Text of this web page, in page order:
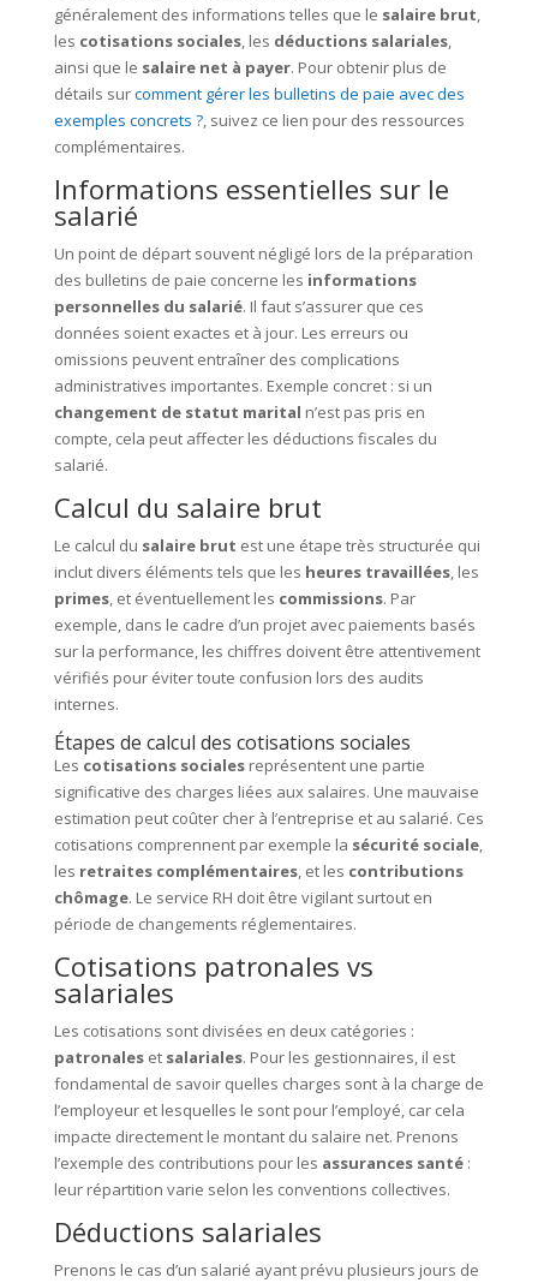
généralement des informations telles que le salaire brut,
les cotisations sociales, les déductions salariales,
ainsi que le salaire net à payer. Pour obtenir plus de
détails surcomment gérer les bulletins de paie avec des
exemples concrets ?, suivez ce lien pour des ressources
complémentaires.
Informations essentielles sur le
salarié
Un point de départ souvent négligé lors de la préparation
des bulletins de paie concerne les informations
personnelles du salarié. Il faut s’assurer que ces
données soient exactes et à jour. Les erreurs ou
omissions peuvent entraîner des complications
administratives importantes. Exemple concret : si un
changement de statut marital n’est pas pris en
compte, cela peut affecter les déductions fiscales du
salarié.
Calcul du salaire brut
Le calcul du salaire brut est une étape très structurée qui
inclut divers éléments tels que les heures travaillées, les
primes, et éventuellement les commissions. Par
exemple, dans le cadre d’un projet avec paiements basés
sur la performance, les chiffres doivent être attentivement
vérifiés pour éviter toute confusion lors des audits
internes.
Étapes de calcul des cotisations sociales
Les cotisations socialesreprésentent une partie
significative des charges liées aux salaires. Une mauvaise
estimation peut coûter cher à l’entreprise et au salarié. Ces
cotisations comprennent par exemple la sécurité sociale,
les retraites complémentaires, et les contributions
chômage. Le service RH doit être vigilant surtout en
période de changements réglementaires.
Cotisations patronales vs
salariales
Les cotisations sont divisées en deux catégories :
patronaleset salariales. Pour les gestionnaires, il est
fondamental de savoir quelles charges sont à la charge de
l’employeur et lesquelles le sont pour l’employé, car cela
impacte directement le montant du salaire net. Prenons
l’exemple des contributions pour les assurances santé:
leur répartition varie selon les conventions collectives.
Déductions salariales
Prenons le cas d’un salarié ayant prévu plusieurs jours de